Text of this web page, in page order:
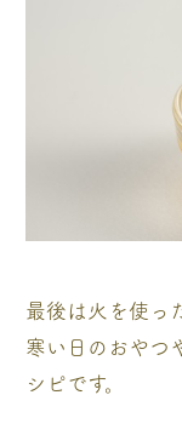
最後は火を使っ
寒い日のおやつ
シピです。